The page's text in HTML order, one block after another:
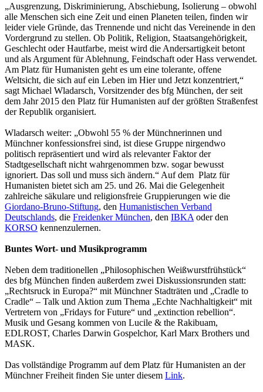
„Ausgrenzung, Diskriminierung, Abschiebung, Isolierung – obwohl
alle Menschen sich eine Zeit und einen Planeten teilen, finden wir
leider viele Gründe, das Trennende und nicht das Vereinende in den
Vordergrund zu stellen. Ob Politik, Religion, Staatsangehörigkeit,
Geschlecht oder Hautfarbe, meist wird die Andersartigkeit betont
und als Argument für Ablehnung, Feindschaft oder Hass verwendet.
Am Platz für Humanisten geht es um eine tolerante, offene
Weltsicht, die sich auf ein Leben im Hier und Jetzt konzentriert,“
sagt Michael Wladarsch, Vorsitzender des bfg München, der seit
dem Jahr 2015 den Platz für Humanisten auf der größten Straßenfest
der Republik organisiert.
Wladarsch weiter: „Obwohl 55 % der Münchnerinnen und
Münchner konfessionsfrei sind, ist diese Gruppe nirgendwo
politisch repräsentiert und wird als relevanter Faktor der
Stadtgesellschaft nicht wahrgenommen bzw. sogar bewusst
ignoriert. Das soll und muss sich ändern.“ Auf dem Platz für
Humanisten bietet sich am 25. und 26. Mai die Gelegenheit
zahlreiche säkulare und religionsfreie Gruppierungen wie die
Giordano-Bruno-Stiftung, den Humanistischen Verband
Deutschlands, die Freidenker München, den IBKA oder den
KORSO kennenzulernen.
Buntes Wort- und Musikprogramm
Neben dem traditionellen „Philosophischen Weißwurstfrühstück“
des bfg München finden außerdem zwei Diskussionsrunden statt:
„Rechtsruck in Europa?“ mit Münchner Stadträten und „Cradle to
Cradle“ – Talk und Aktion zum Thema „Echte Nachhaltigkeit“ mit
Vertretern von „Fridays for Future“ und „extinction rebellion“.
Musik und Gesang kommen von Lucile & the Rakibuam,
EDLROST, Charles Darwin Gospelchor, Karl Marx Brothers und
MASK.
Das vollständige Programm auf dem Platz für Humanisten an der
Münchner Freiheit finden Sie unter diesem Link.